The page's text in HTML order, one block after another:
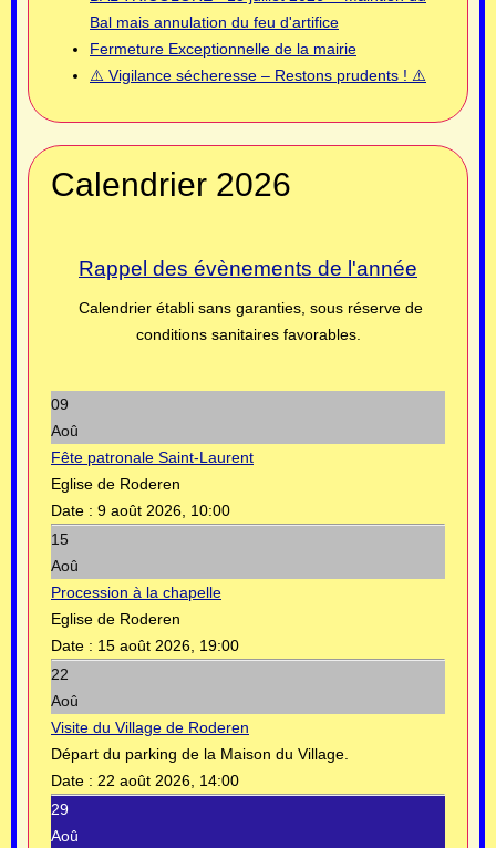
Bal mais annulation du feu d'artifice
Fermeture Exceptionnelle de la mairie
⚠️ Vigilance sécheresse – Restons prudents ! ⚠️
Calendrier 2026
Rappel des évènements de l'année
Calendrier établi sans garanties, sous réserve de
conditions sanitaires favorables.
09
Aoû
Fête patronale Saint-Laurent
Eglise de Roderen
Date : 9 août 2026, 10:00
15
Aoû
Procession à la chapelle
Eglise de Roderen
Date : 15 août 2026, 19:00
22
Aoû
Visite du Village de Roderen
Départ du parking de la Maison du Village.
Date : 22 août 2026, 14:00
29
Aoû